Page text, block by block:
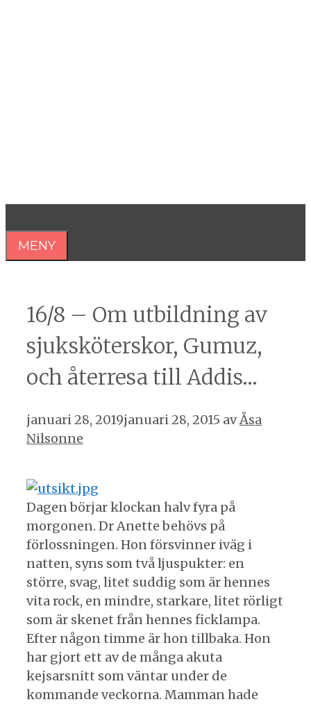
MENY
16/8 – Om utbildning av
sjuksköterskor, Gumuz,
och återresa till Addis…
januari 28, 2019januari 28, 2015 avÅsa
Nilsonne
Dagen börjar klockan halv fyra på
morgonen. Dr Anette behövs på
förlossningen. Hon försvinner iväg i
natten, syns som två ljuspukter: en
större, svag, litet suddig som är hennes
vita rock, en mindre, starkare, litet rörligt
som är skenet från hennes ficklampa.
Efter någon timme är hon tillbaka. Hon
har gjort ett av de många akuta
kejsarsnitt som väntar under de
kommande veckorna. Mamman hade